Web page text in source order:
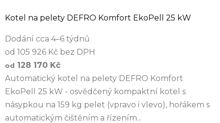
Kotel na pelety DEFRO Komfort EkoPell 25 kW
Dodání cca 4–6 týdnů
od 105 926 Kč bez DPH
od 128 170 Kč
Automatický kotel na pelety DEFRO Komfort
EkoPell 25 kW - osvědčený kompaktní kotel s
násypkou na 159 kg pelet (vpravo i vlevo), hořákem s
automatickým čištěním a řízením...